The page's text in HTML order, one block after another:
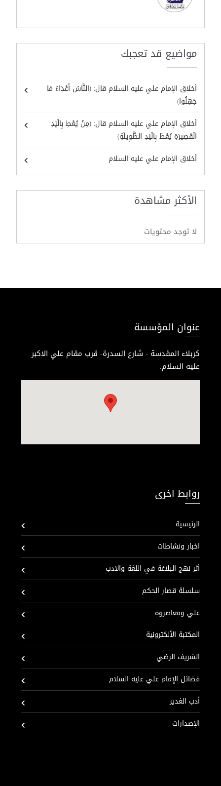
مواضيع قد تعجبك
أخلاق الإمام علي عليه السلام قال: (النَّاسُ أَعْدَاءُ مَا
جَهِلُوا)
أخلاق الإمام علي عليه السلام قال: (مِنْ يُعْطِ بِالْيَدِ
الْقَصِيرَةِ يُعْطَ بِالْيَدِ الطَّوِيلَةِ)
أخلاق الإمام علي عليه السلام
الأكثر مشاهدة
لا توجد محتويات
عنوان المؤسسة
كربلاء المقدسة - شارع السدرة- قرب مقام علي الاكبر
عليه السلام.
روابط اخرى
الرئيسية
اخبار ونشاطات
أثر نهج البلاغة في اللغة والادب
سلسلة قصار الحكم
علي ومعاصروه
المكتبة الألكترونية
الشريف الرضي
فضائل الإمام علي عليه السلام
أدب الغدير
الإصدارات